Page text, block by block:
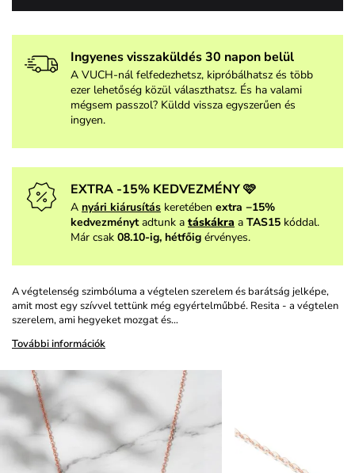
Ingyenes visszaküldés 30 napon belül
A VUCH-nál felfedezhetsz, kipróbálhatsz és több
ezer lehetőség közül választhatsz. És ha valami
mégsem passzol? Küldd vissza egyszerűen és
ingyen.
EXTRA -15% KEDVEZMÉNY 🩷
A nyári kiárusítás keretében extra −15%
kedvezménytadtunk a táskákra a TAS15 kóddal.
Már csak 08.10-ig, hétfőig érvényes.
A végtelenség szimbóluma a végtelen szerelem és barátság jelképe,
amit most egy szívvel tettünk még egyértelműbbé. Resita - a végtelen
szerelem, ami hegyeket mozgat és…
További információk